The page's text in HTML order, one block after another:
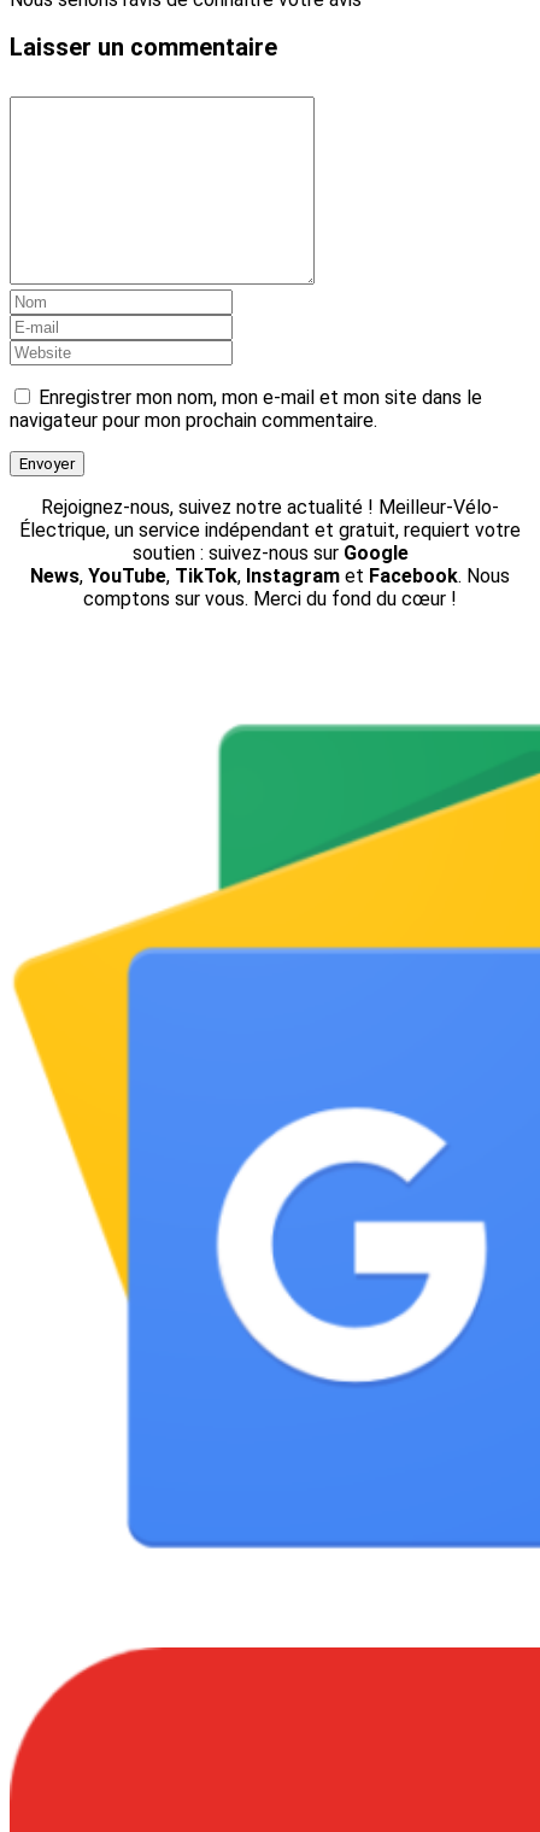
Laisser un commentaire
Enregistrer mon nom, mon e-mail et mon site dans le
navigateur pour mon prochain commentaire.
Rejoignez-nous, suivez notre actualité ! Meilleur-Vélo-
Électrique, un service indépendant et gratuit, requiert votre
soutien : suivez-nous sur Google
News, YouTube, TikTok, Instagram et Facebook. Nous
comptons sur vous. Merci du fond du cœur !